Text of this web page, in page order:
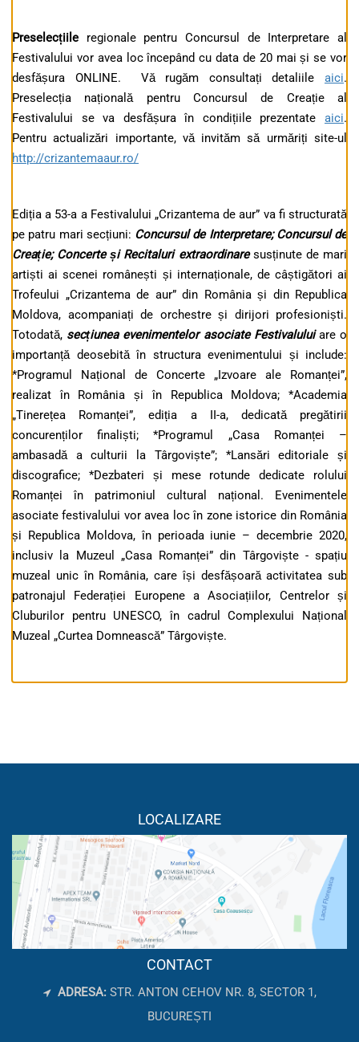
Preselecțiile regionale pentru Concursul de Interpretare al
Festivalului vor avea loc începând cu data de 20 mai și se vor
desfășura ONLINE. Vă rugăm consultați detaliile aici.
Preselecția națională pentru Concursul de Creație al
Festivalului se va desfășura în condițiile prezentate aici.
Pentru actualizări importante, vă invităm să urmăriți site-ul
http://crizantemaaur.ro/
Ediția a 53-a a Festivalului „Crizantema de aur” va fi structurată
pe patru mari secțiuni: Concursul de Interpretare; Concursul de
Creație; Concerte și Recitaluri extraordinaresusținute de mari
artiști ai scenei românești și internaționale, de câștigători ai
Trofeului „Crizantema de aur” din România și din Republica
Moldova, acompaniați de orchestre și dirijori profesioniști.
Totodată, secțiunea evenimentelor asociate Festivaluluiare o
importanță deosebită în structura evenimentului și include:
*Programul Național de Concerte „Izvoare ale Romanței”,
realizat în România și în Republica Moldova; *Academia
„Tinerețea Romanței”, ediția a II-a, dedicată pregătirii
concurenților finaliști; *Programul „Casa Romanței –
ambasadă a culturii la Târgoviște”; *Lansări editoriale și
discografice; *Dezbateri și mese rotunde dedicate rolului
Romanței în patrimoniul cultural național. Evenimentele
asociate festivalului vor avea loc în zone istorice din România
și Republica Moldova, în perioada iunie – decembrie 2020,
inclusiv la Muzeul „Casa Romanței” din Târgoviște - spațiu
muzeal unic în România, care își desfășoară activitatea sub
patronajul Federației Europene a Asociațiilor, Centrelor și
Cluburilor pentru UNESCO, în cadrul Complexului Național
Muzeal „Curtea Domnească” Târgoviște.
LOCALIZARE
CONTACT
ADRESA: STR. ANTON CEHOV NR. 8, SECTOR 1,
BUCUREȘTI